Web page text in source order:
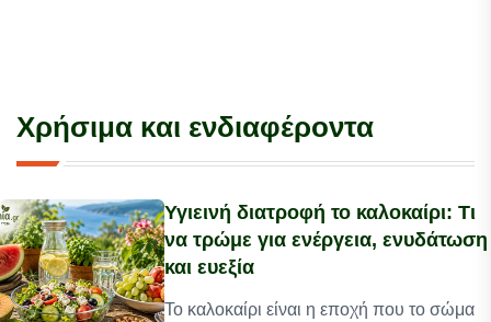
Χρήσιμα και ενδιαφέροντα
Υγιεινή διατροφή το καλοκαίρι: Τι
να τρώμε για ενέργεια, ενυδάτωση
και ευεξία
Το καλοκαίρι είναι η εποχή που το σώμα